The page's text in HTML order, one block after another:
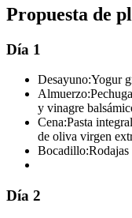
Propuesta de
Día 1
Desayuno:Yogur
Almuerzo:
y vinagre
Cena:Pasta
de oliva virgen
Bocadillo:Rodajas
Día 2